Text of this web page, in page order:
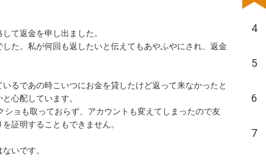
て返金を申し出ました。
た。私が何回も返したいと伝えてもあやふやにされ、返金
るであの時こいつにお金を貸したけど返って来なかったと
心配しています。
ショも取っておらず、アカウントも変えてしまったので友
証明することもできません。
いです。
4
5
6
7